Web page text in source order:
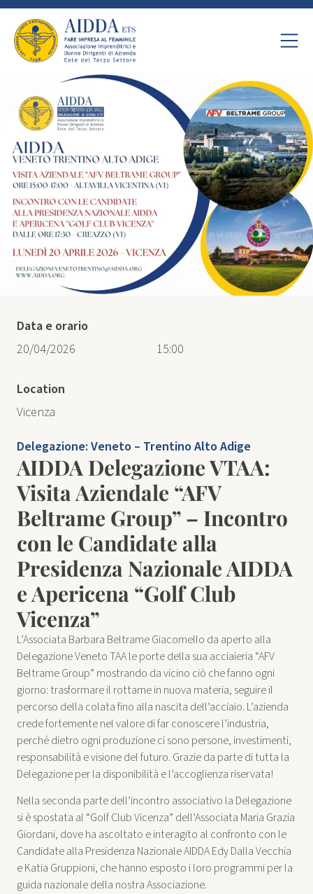
Delegazione:Veneto – Trentino Alto Adige
AIDDA Delegazione VTAA:
Visita Aziendale “AFV
Beltrame Group” – Incontro
con le Candidate alla
Presidenza Nazionale AIDDA
e Apericena “Golf Club
Vicenza”
L’Associata Barbara Beltrame Giacomello da aperto alla
Delegazione Veneto TAA le porte della sua acciaieria “AFV
Beltrame Group” mostrando da vicino ciò che fanno ogni
giorno: trasformare il rottame in nuova materia, seguire il
percorso della colata fino alla nascita dell’acciaio. L’azienda
crede fortemente nel valore di far conoscere l’industria,
perché dietro ogni produzione ci sono persone, investimenti,
responsabilità e visione del futuro. Grazie da parte di tutta la
Delegazione per la disponibilità e l’accoglienza riservata!
Nella seconda parte dell’incontro associativo la Delegazione
si è spostata al “Golf Club Vicenza” dell’Associata Maria Grazia
Giordani, dove ha ascoltato e interagito al confronto con le
Candidate alla Presidenza Nazionale AIDDA Edy Dalla Vecchia
e Katia Gruppioni, che hanno esposto i loro programmi per la
guida nazionale della nostra Associazione.
Data e orario
20/04/2026
15:00
Location
Vicenza